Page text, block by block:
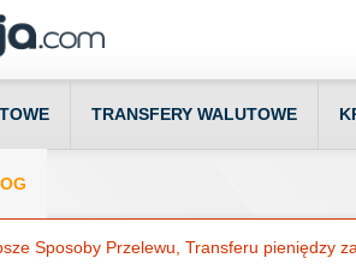
TRANSFERY WALUTOWE
Sposoby Przelewu, Transferu pieniędzy